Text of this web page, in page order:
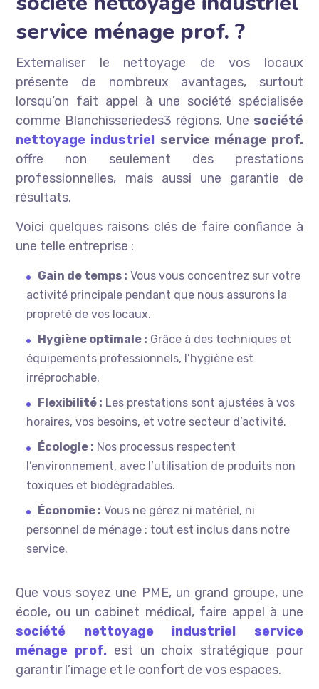
service ménage prof. ?
Externaliser le nettoyage de vos locaux
présente de nombreux avantages, surtout
lorsqu’on fait appel à une société spécialisée
comme Blanchisseriedes3 régions. Une société
nettoyage industriel service ménage prof.
offre non seulement des prestations
professionnelles, mais aussi une garantie de
résultats.
Voici quelques raisons clés de faire confiance à
une telle entreprise :
Gain de temps : Vous vous concentrez sur votre
activité principale pendant que nous assurons la
propreté de vos locaux.
Hygiène optimale : Grâce à des techniques et
équipements professionnels, l’hygiène est
irréprochable.
Flexibilité : Les prestations sont ajustées à vos
horaires, vos besoins, et votre secteur d’activité.
Écologie : Nos processus respectent
l’environnement, avec l’utilisation de produits non
toxiques et biodégradables.
Économie : Vous ne gérez ni matériel, ni
personnel de ménage : tout est inclus dans notre
service.
Que vous soyez une PME, un grand groupe, une
école, ou un cabinet médical, faire appel à une
société nettoyage industriel service
ménage prof. est un choix stratégique pour
garantir l’image et le confort de vos espaces.